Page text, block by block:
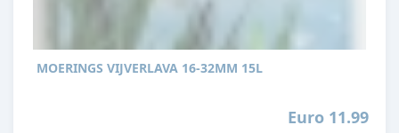
MOERINGS VIJVERLAVA 16-32MM 15L
Euro 11.99